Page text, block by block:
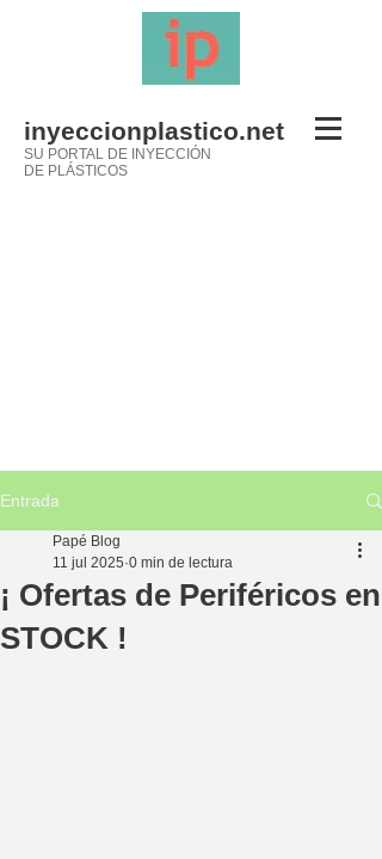
inyeccionplastico.net
SU PORTAL DE INYECCIÓN
DE PLÁSTICOS
Entrada
¡ Ofertas de Periféricos en
STOCK !
Papé Blog
11 jul 2025 0 min de lectura